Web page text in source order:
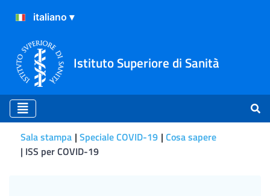
Istituto Superiore di Sanità
Sala stampa Speciale COVID-19 Cosa sapere
ISS per COVID-19